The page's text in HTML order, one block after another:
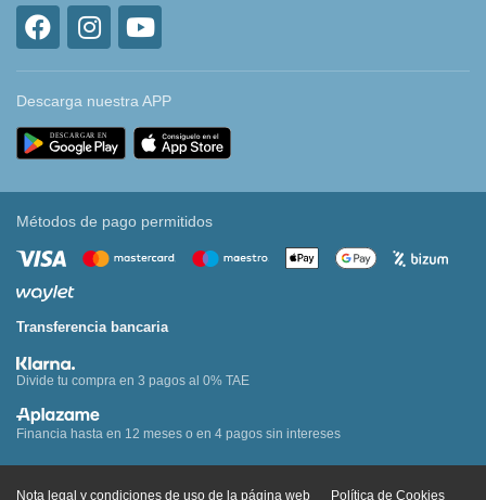
Descarga nuestra APP
Métodos de pago permitidos
Transferencia bancaria
Divide tu compra en 3 pagos al 0% TAE
Financia hasta en 12 meses o en 4 pagos sin intereses
Nota legal y condiciones de uso de la página web Política de Cookies